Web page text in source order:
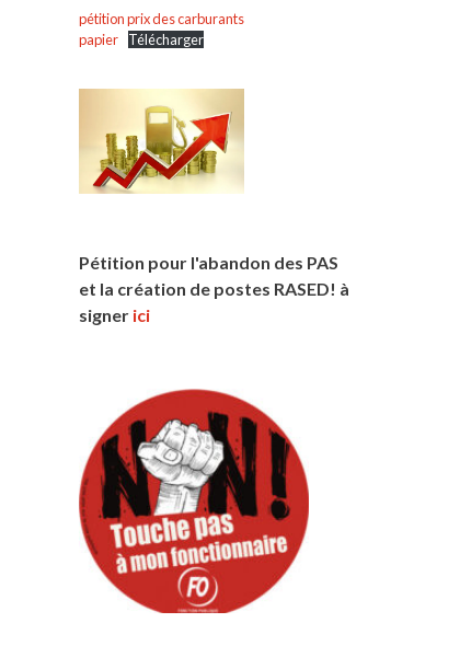
pétition prix des carburants
papier
Télécharger
Pétition pour l'abandon des PAS
et la création de postes RASED! à
signer ici